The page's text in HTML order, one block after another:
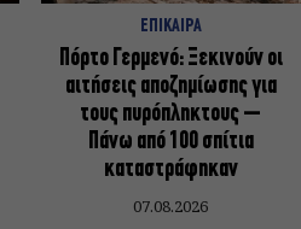
ΕΠΙΚΑΙΡΑ
Πόρτο Γερμενό: Ξεκινούν οι
αιτήσεις αποζημίωσης για
τους πυρόπληκτους –
Πάνω από 100 σπίτια
καταστράφηκαν
07.08.2026